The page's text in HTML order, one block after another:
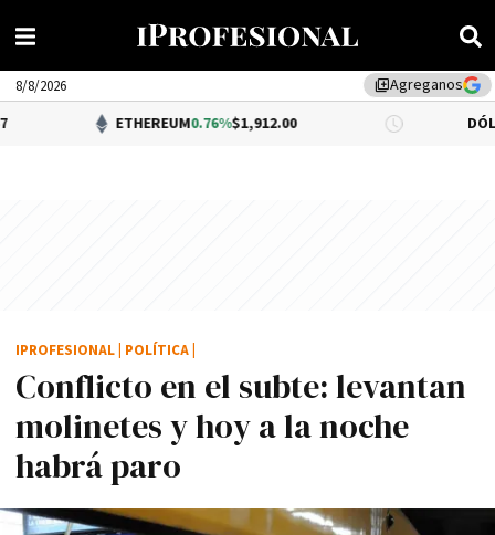
library_addAgreganos
8/8/2026
ETHEREUM0.76%$1,912.00 DÓLAR BNA
Conflicto en el subte: levantan
molinetes y hoy a la noche
habrá paro
IPROFESIONAL POLÍTICA